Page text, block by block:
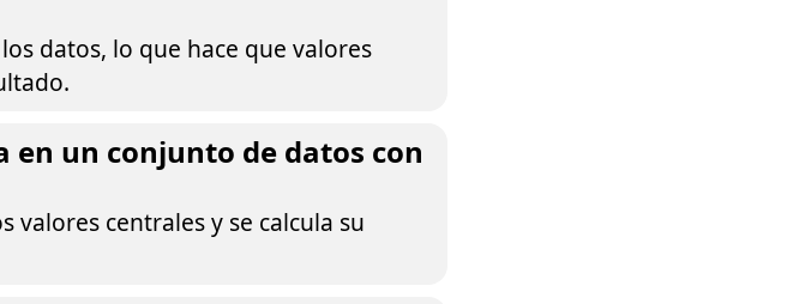
datos, lo que hace que valores
en un conjunto de datos con
valores centrales y se calcula su